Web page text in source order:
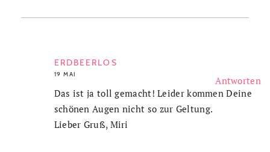
ERDBEERLOS
19 MAI
Das ist ja toll gemacht! Leider kommen Deine
schönen Augen nicht so zur Geltung.
Lieber Gruß, Miri
Antworten